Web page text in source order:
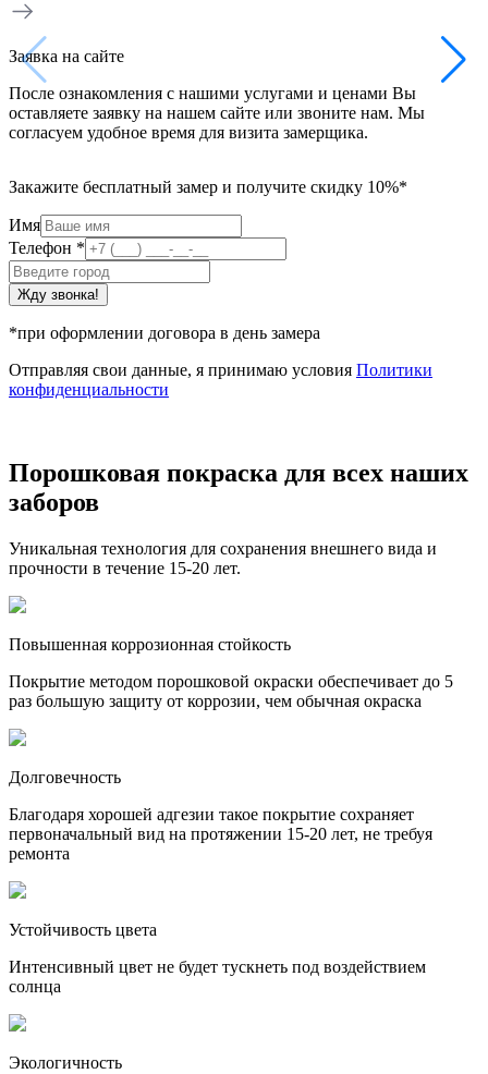
Заявка на сайте
После ознакомления с нашими услугами и ценами Вы
оставляете заявку на нашем сайте или звоните нам. Мы
согласуем удобное время для визита замерщика.
Закажите бесплатный замер и получите скидку 10%*
Имя
Телефон *
Жду звонка!
*при оформлении договора в день замера
Отправляя свои данные, я принимаю условия Политики
конфиденциальности
Порошковая покраска для всех наших
заборов
Уникальная технология для сохранения внешнего вида и
прочности в течение 15-20 лет.
Повышенная коррозионная стойкость
Покрытие методом порошковой окраски обеспечивает до 5
раз большую защиту от коррозии, чем обычная окраска
Долговечность
Благодаря хорошей адгезии такое покрытие сохраняет
первоначальный вид на протяжении 15-20 лет, не требуя
ремонта
Устойчивость цвета
Интенсивный цвет не будет тускнеть под воздействием
солнца
Экологичность